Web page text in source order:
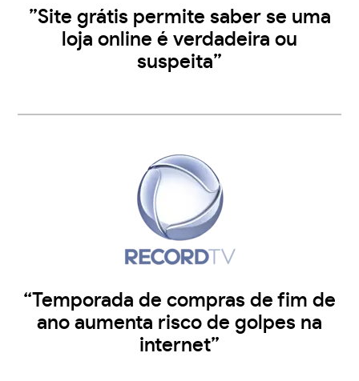
”Site grátis permite saber se uma
loja online é verdadeira ou
suspeita”
“Temporada de compras de fim de
ano aumenta risco de golpes na
internet”